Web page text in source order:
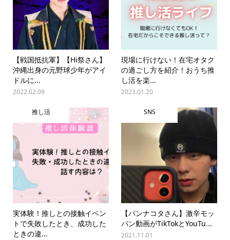
【戦国抵抗軍】【Hi祭さん】
沖縄出身の元野球少年がアイ
ドルに...
2022.02.09
現場に行けない！在宅オタク
の過ごし方を紹介！おうち推
し活を楽...
2023.01.20
推し活
実体験！推しとの接触イベン
トで失敗したとき、成功した
ときの違...
SNS
【パンナコタさん】激辛モッ
パン動画がTikTokとYouTu...
2021.11.01